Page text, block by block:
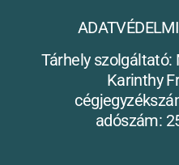
Tárhely
Karinthy
adószám: